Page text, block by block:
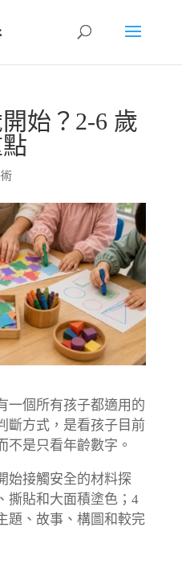
始？2-6 歲
一個所有孩子都適用的
斷方式，是看孩子目前
不是只看年齡數字。
始接觸安全的材料探
撕貼和大面積塗色；4
題、故事、構圖和較完